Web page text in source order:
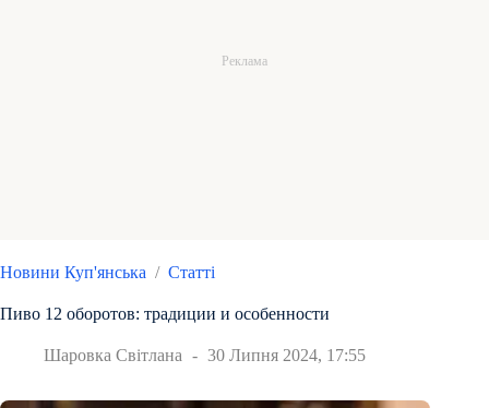
Новини Куп'янська / Статті
Пиво 12 оборотов: традиции и особенности
Шаровка Світлана 30 Липня 2024, 17:55